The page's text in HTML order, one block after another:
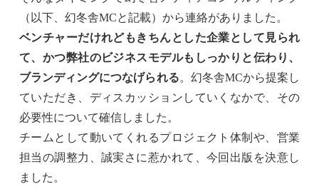
（以下、幻冬舎MCと記載）から連絡がありました。
ベンチャーだけれどもきちんとした企業として見られ
て、かつ弊社のビジネスモデルもしっかりと伝わり、
ブランディングにつなげられる。幻冬舎MCから提案し
ていただき、ディスカッションしていくなかで、その
必要性について確信しました。
チームとして動いてくれるプロジェクト体制や、営業
担当の調整力、誠実さに惹かれて、今回出版を決意し
ました。